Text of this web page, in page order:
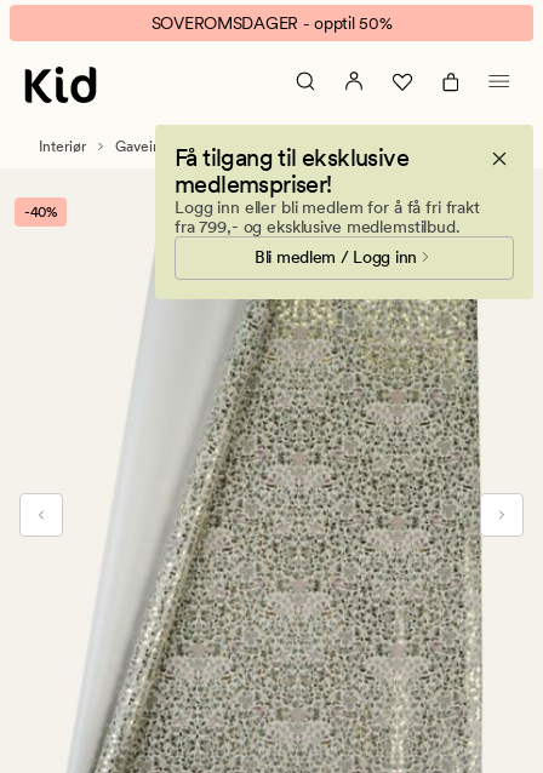
Nature
story
gavepapir
multi
banner.
Klikk
ESCAPE
pause.
SOVEROMSDAGER - opptil 50%
Få tilgang til eksklusive
medlemspriser!
Logg inn eller bli medlem for å få fri frakt
fra 799,- og eksklusive medlemstilbud.
Bli medlem / Logg inn
Interiør Gaveinnpakning og partytilbehør
-40%